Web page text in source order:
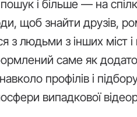
і більше — на
щоб знайти друзів,
з людьми з інших міст
саме як
профілів і
випадкової